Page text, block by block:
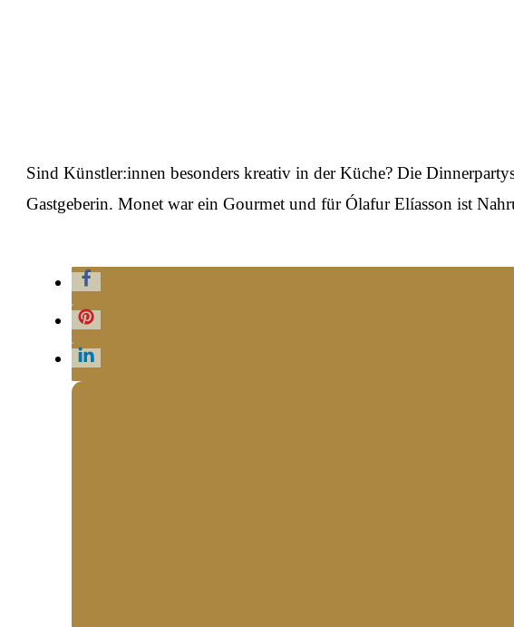
Sind Künstler:innen besonders kreativ in der Küche? Die
Gastgeberin. Monet war ein Gourmet und für Ólafur Elíasson ist